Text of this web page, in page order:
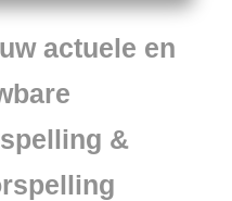
actuele en
&